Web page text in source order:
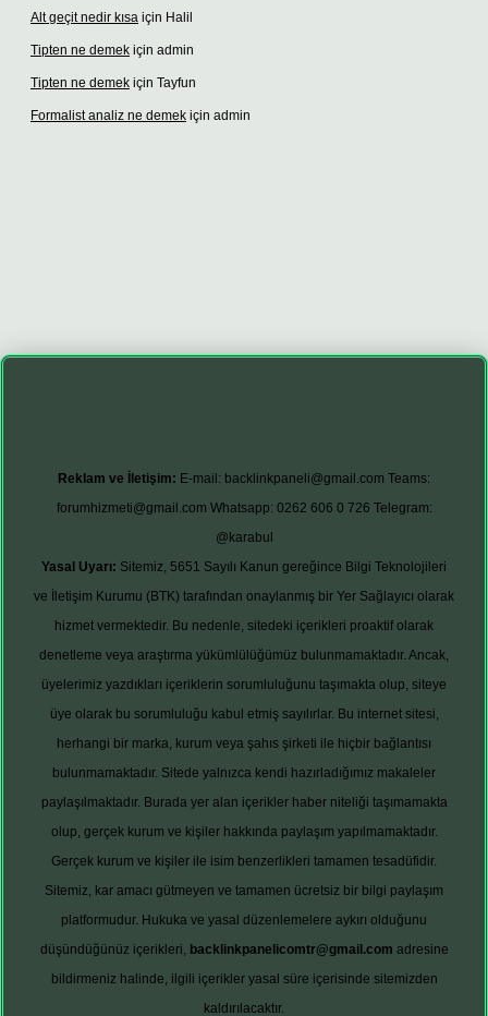
Alt geçit nedir kısa için Halil
Tipten ne demek için admin
Tipten ne demek için Tayfun
Formalist analiz ne demek için admin
giriş adresivdcasino girişbetexper giriş
Reklam ve İletişim: E-mail: backlinkpaneli@gmail.com Teams:
forumhizmeti@gmail.com Whatsapp: 0262 606 0 726 Telegram:
@karabul
Yasal Uyarı: Sitemiz, 5651 Sayılı Kanun gereğince Bilgi Teknolojileri
ve İletişim Kurumu (BTK) tarafından onaylanmış bir Yer Sağlayıcı olarak
hizmet vermektedir. Bu nedenle, sitedeki içerikleri proaktif olarak
denetleme veya araştırma yükümlülüğümüz bulunmamaktadır. Ancak,
üyelerimiz yazdıkları içeriklerin sorumluluğunu taşımakta olup, siteye
üye olarak bu sorumluluğu kabul etmiş sayılırlar. Bu internet sitesi,
herhangi bir marka, kurum veya şahıs şirketi ile hiçbir bağlantısı
bulunmamaktadır. Sitede yalnızca kendi hazırladığımız makaleler
paylaşılmaktadır. Burada yer alan içerikler haber niteliği taşımamakta
olup, gerçek kurum ve kişiler hakkında paylaşım yapılmamaktadır.
Gerçek kurum ve kişiler ile isim benzerlikleri tamamen tesadüfidir.
Sitemiz, kar amacı gütmeyen ve tamamen ücretsiz bir bilgi paylaşım
platformudur. Hukuka ve yasal düzenlemelere aykırı olduğunu
düşündüğünüz içerikleri, backlinkpanelicomtr@gmail.com adresine
bildirmeniz halinde, ilgili içerikler yasal süre içerisinde sitemizden
kaldırılacaktır.